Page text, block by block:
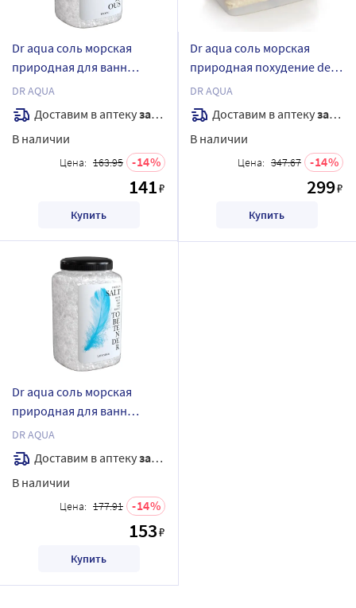
Dr aqua соль морская
природная для ванн
райское наслаждение 700
гр
DR AQUA
Доставим в аптекузавтра
В наличии
Цена: 163.95 14
141₽
Купить
Dr aqua соль морская
природная похудение de-
tox spa expert 1,8 кг
DR AQUA
Доставим в аптекузавтра
В наличии
Цена: 347.67 14
299₽
Купить
Dr aqua соль морская
природная для ванн
лаванда 700 гр
DR AQUA
Доставим в аптекузавтра
В наличии
Цена: 177.91 14
153₽
Купить